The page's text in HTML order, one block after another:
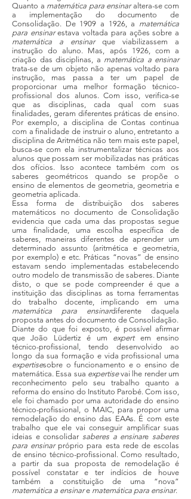
Quanto a matemática para ensinaraltera-se com
a implementação do documento de
Consolidação. De 1909 a 1926, a matemática
para ensinarestava voltada para ações sobre a
matemática a ensinarque viabilizassem a
instrução do aluno. Mas, após 1926, com a
criação das disciplinas, a matemática a ensinar
trata-se de um objeto não apenas voltado para
instrução, mas passa a ter um papel de
proporcionar uma melhor formação técnico-
profissional dos alunos. Com isso, verifica-se
que as disciplinas, cada qual com suas
finalidades, geram diferentes práticas de ensino.
Por exemplo, a disciplina de Contas continua
com a finalidade de instruir o aluno, entretanto a
disciplina de Aritmética não tem mais este papel,
busca-se com ela instrumentalizar técnicas aos
alunos que possam ser mobilizadas nas práticas
dos ofícios. Isso acontece também com os
saberes geométricos quando se propõe o
ensino de elementos de geometria, geometria e
geometria aplicada.
Essa forma de distribuição dos saberes
matemáticos no documento de Consolidação
evidencia que cada uma das propostas segue
uma finalidade, uma escolha específica de
saberes, maneiras diferentes de aprender um
determinado assunto (aritmética e geometria,
por exemplo) e etc. Práticas “novas” de ensino
estavam sendo implementadas estabelecendo
outro modelo de transmissão de saberes. Diante
disto, o que se pode compreender é que a
instituição das disciplinas as torna ferramentas
do trabalho docente, implicando em uma
matemática para ensinardiferente daquela
proposta antes do documento de Consolidação.
Diante do que foi exposto, é possível afirmar
que João Lüdertiz é um expert em ensino
técnico-profissional, tendo desenvolvido ao
longo da sua formação e vida profissional uma
expertisesobre o funcionamento e o ensino de
matemática. Essa sua expertisevai lhe render um
reconhecimento pelo seu trabalho quanto a
reforma do ensino do Instituto Parobé. Com isso,
ele foi chamado por uma autoridade do ensino
técnico-profissional, o MAIC, para propor uma
remodelação do ensino das EAAs. É com este
trabalho que ele vai conseguir amplificar suas
ideias e consolidar saberes a ensinare saberes
para ensinarpróprio para esta rede de escolas
de ensino técnico-profissional. Como resultado,
a partir da sua proposta de remodelação é
possível constatar e ter indícios de houve
também a constituição de uma “nova”
matemática a ensinare matemática para ensinar.